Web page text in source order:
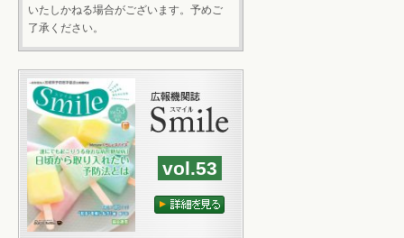
いたしかねる場合がございます。予めご
了承ください。
vol.53